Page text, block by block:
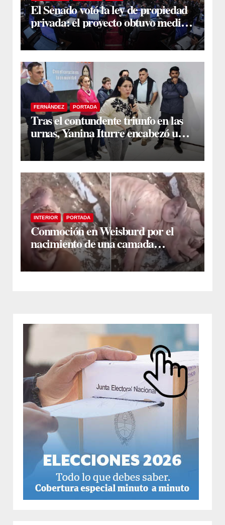
El Senado votó la ley de propiedad
privada: el proyecto obtuvo media
sanción
FERNÁNDEZ PORTADA
Tras el contundente triunfo en las
urnas, Yanina Iturre encabezó un
encuentro con vecinos y dirigentes
en Fernández
INTERIOR PORTADA
Conmoción en Weisburd por el
nacimiento de una camada
lechones con graves deformaciones